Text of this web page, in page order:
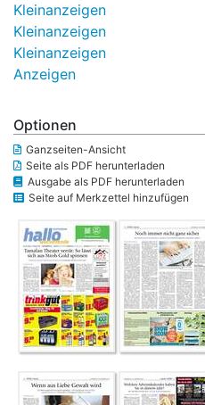
Kleinanzeigen
Kleinanzeigen
Kleinanzeigen
Anzeigen
Optionen
Ganzseiten-Ansicht
Seite als PDF herunterladen
Ausgabe als PDF herunterladen
Seite auf Merkzettel hinzufügen